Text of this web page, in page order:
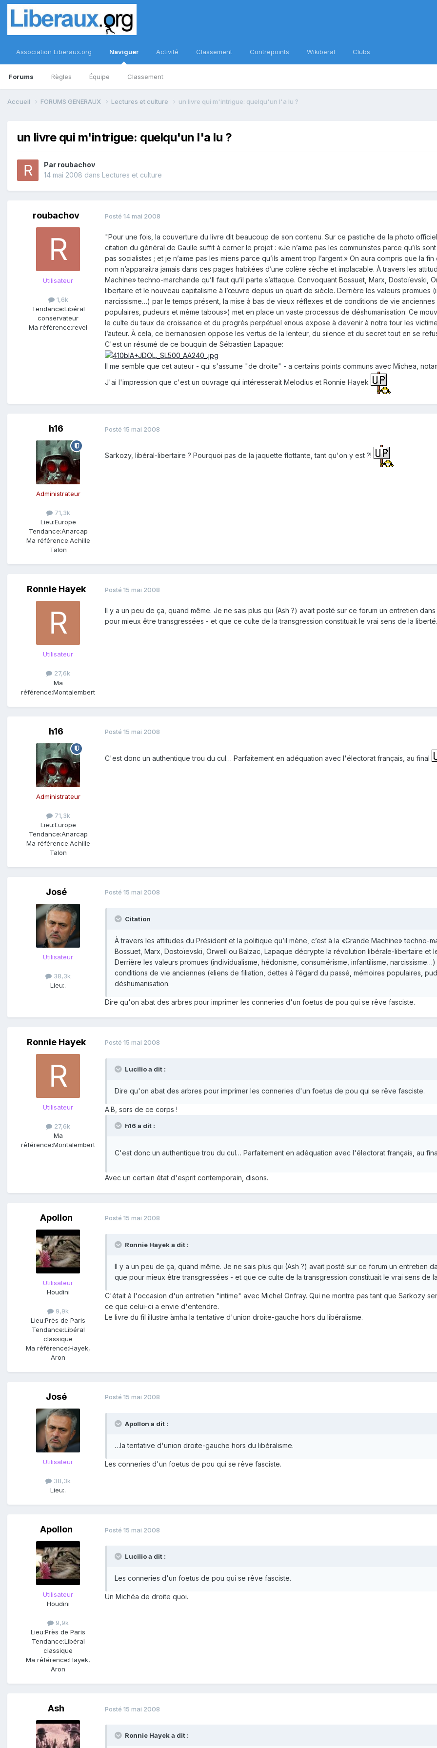
Association Liberaux.org Naviguer
Forums Règles Équipe Classement
Activité Classement Contrepoints Wikiberal Clubs
Accueil FORUMS GENERAUX Lectures et culture un livre qui m'intrigue: quelqu'un l'a lu ?
un livre qui m'intrigue: quelqu'un l'a lu ?
Par roubachov
14 mai 2008 dans Lectures et culture
roubachov
Utilisateur
1,6k
Tendance:Libéral
conservateur
Ma référence:revel
Posté 14 mai 2008
"Pour une fois, la couverture du livre dit beaucoup de son contenu. Sur ce pastiche de la photo
citation du général de Gaulle suffit à cerner le projet : «Je n’aime pas les communistes parce qu’ils
pas socialistes ; et je n’aime pas les miens parce qu’ils aiment trop l’argent.» On aura compris que la
nom n’apparaîtra jamais dans ces pages habitées d’une colère sèche et implacable. À travers les
Machine» techno-marchande qu’Il faut qu’il parte s’attaque. Convoquant Bossuet, Marx,
libertaire et le nouveau capitalisme à l’œuvre depuis un quart de siècle. Derrière les valeurs promues
narcissisme…) par le temps présent, la mise à bas de vieux réflexes et de conditions de vie
populaires, pudeurs et même tabous») met en place un vaste processus de déshumanisation. Ce
le culte du taux de croissance et du progrès perpétuel «nous expose à devenir à notre tour les
l’auteur. À cela, ce bernanosien oppose les vertus de la lenteur, du silence et du secret tout en se
C'est un résumé de ce bouquin de Sébastien Lapaque:
Il me semble que cet auteur - qui s'assume "de droite" - a certains points communs avec Michea,
J'ai l'impression que c'est un ouvrage qui intéresserait Melodius et Ronnie Hayek
h16
Administrateur
71,3k
Lieu:Europe
Tendance:Anarcap
Ma référence:Achille
Talon
Posté 15 mai 2008
Sarkozy, libéral-libertaire ? Pourquoi pas de la jaquette flottante, tant qu'on y est ?!
Ronnie Hayek
Utilisateur
27,6k
Ma
référence:Montalembert
Posté 15 mai 2008
Il y a un peu de ça, quand même. Je ne sais plus qui (Ash ?) avait posté sur ce forum un entretien
pour mieux être transgressées - et que ce culte de la transgression constituait le vrai sens de la liberté.
h16
Administrateur
71,3k
Lieu:Europe
Tendance:Anarcap
Ma référence:Achille
Talon
Posté 15 mai 2008
C'est donc un authentique trou du cul… Parfaitement en adéquation avec l'électorat français, au final
José
Utilisateur
38,3k
Lieu:.
Posté 15 mai 2008
Citation
À travers les attitudes du Président et la politique qu’il mène, c’est à la «Grande Machine» techno-
Bossuet, Marx, Dostoïevski, Orwell ou Balzac, Lapaque décrypte la révolution libérale-libertaire et
Derrière les valeurs promues (individualisme, hédonisme, consumérisme, infantilisme,
conditions de vie anciennes («liens de filiation, dettes à l’égard du passé, mémoires populaires,
déshumanisation.
Dire qu'on abat des arbres pour imprimer les conneries d'un foetus de pou qui se rêve fasciste.
Ronnie Hayek
Utilisateur
27,6k
Ma
référence:Montalembert
Posté 15 mai 2008
Lucilio a dit :
Dire qu'on abat des arbres pour imprimer les conneries d'un foetus de pou qui se rêve fasciste.
A.B, sors de ce corps !
h16 a dit :
C'est donc un authentique trou du cul… Parfaitement en adéquation avec l'électorat français, au
Avec un certain état d'esprit contemporain, disons.
Apollon
Utilisateur
Houdini
9,9k
Lieu:Près de Paris
Tendance:Libéral
classique
Ma référence:Hayek,
Aron
Posté 15 mai 2008
Ronnie Hayek a dit :
Il y a un peu de ça, quand même. Je ne sais plus qui (Ash ?) avait posté sur ce forum un entretien
que pour mieux être transgressées - et que ce culte de la transgression constituait le vrai sens de
C'était à l'occasion d'un entretien "intime" avec Michel Onfray. Qui ne montre pas tant que Sarkozy
ce que celui-ci a envie d'entendre.
Le livre du fil illustre àmha la tentative d'union droite-gauche hors du libéralisme.
José
Utilisateur
38,3k
Lieu:.
Posté 15 mai 2008
Apollon a dit :
…la tentative d'union droite-gauche hors du libéralisme.
Les conneries d'un foetus de pou qui se rêve fasciste.
Apollon
Utilisateur
Houdini
9,9k
Lieu:Près de Paris
Tendance:Libéral
classique
Ma référence:Hayek,
Aron
Posté 15 mai 2008
Lucilio a dit :
Les conneries d'un foetus de pou qui se rêve fasciste.
Un Michéa de droite quoi.
Ash Posté 15 mai 2008
Ronnie Hayek a dit :